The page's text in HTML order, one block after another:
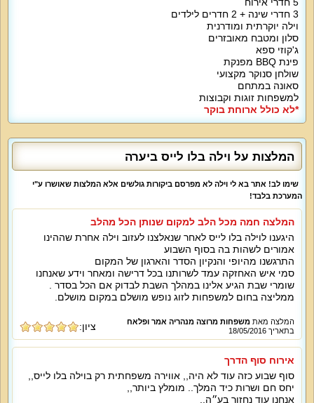
5 חדרי אירוח
3 חדרי שינה + 2 חדרים לילדים
וילה יוקרתית ומודרנית
סלון ומטבח מאובזרים
ג'קוזי ספא
פינת BBQ מפנקת
שולחן סנוקר מקצועי
סאונה במתחם
למשפחות זוגות וקבוצות
*לא כולל ארוחת בוקר
הסלון של הוילה מעוצב בפאר והדר. כורסאות מוצבות בסלון, מסך פלזמה ענק וגם
בריכת שחייה פנימית. בוילה בלו לייס מתגשמים כל החלומות, כאן תוכלו לשלב בילוי
בסלון יחד עם בילוי בבריכה.
המטבח של הוילה מעוצב ונוח. יש בו ציוד בישול שמתאים לכולם. כאן תוכלו למצוא
מיקרוגל, מקרר גדול, פלטה לשבת, מתקן מים, כלים ועוד.
אטרקציות מיוחדות בוילה:
בחצר של וילה בלו לייס ממתין לכם אמבט ג'קוזי מיוחד בסוגו. האמבט גדול מספיק
בשביל להכיל קבוצות ולספק לכם שעות ארוכות של הנאה. פרט לכך, נשמח להציע
גם מיטות שיזוף, סאונה מפנקת ושולחן סנוקר. המקום כולל גם עמדת ברביקיו אך לא
ניתן להפעילה בשבת.
בריכה פרטית פנימית, סרטים וחדרי שינה מיוחדים המיועדים לילדים. אין כל ספק כי
וילה בלו לייס טובה בעבור אירוח משפחתי.
למי מתאימה הוילה?
אם אתם מחפשים נופש ברמה גבוהה, וילה בלו לייס מתאימה לכם. כאן אפשר יהיה
למצוא אירוח רומנטי לזוגות, תנאים טובים למשפחות, אירוח באווירה מסורתית דתית
המלצות על וילה בלו לייס ביערה
שימו לב! אתר בא לי וילה לא מפרסם ביקורות גולשים אלא המלצות שאושרו ע"י
המערכת בלבד!
המלצה חמה מכל הלב למקום שנותן הכל מהלב
היגענו לוילה בלו לייס לאחר שנאלצנו לעזוב וילה אחרת שההינו
אמורים לשהות בה בסוף השבוע
התרגשנו מהיופי והנקיון הסדר והארגון של המקום
סמי איש האחזקה עמד לשרותנו בכל דרישה ומאחר וידע שאנחנו
שומרי שבת הגיע אלינו במהלך השבת לבדוק אם הכל בסדר .
ממליצה בחום למשפחות לזוג נופש מושלם במקום מושלם.
המלצה מאת משפחות מרוצה מנהריה אמר ופלאח
בתאריך 18/05/2016
ציון:
אירוח סוף הדרך
סוף שבוע כזה עוד לא היה,, אווירה משפחתית רק בוילה בלו לייס,,
יחס חם ושרות כיד המלך.. מומלץ ביותר,,
אנחנו עוד נחזור בע״ה..